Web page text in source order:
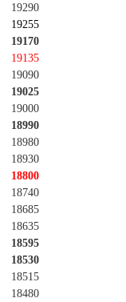
19290
19255
19170
19135
19090
19025
19000
18990
18980
18930
18800
18740
18685
18635
18595
18530
18515
18480